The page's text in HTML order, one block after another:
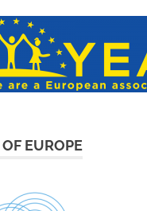
EUROPE